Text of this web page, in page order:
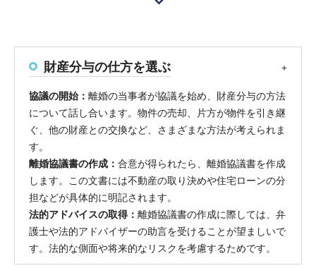
財産分与の仕方を選ぶ
協議の開始： 離婚の当事者が協議を始め、財産分与の方法
について話し合います。物件の売却、片方が物件を引き継
ぐ、他の財産との交換など、さまざまな方法が考えられま
す。
離婚協議書の作成： 合意が得られたら、離婚協議書を作成
します。この文書には不動産の取り決めや住宅ローンの分
担などが具体的に明記されます。
法的アドバイスの取得： 離婚協議書の作成に際しては、弁
護士や法的アドバイザーの助言を受けることが望ましいで
す。法的な側面や将来的なリスクを考慮するためです。